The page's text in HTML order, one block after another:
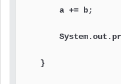
a +=
    }